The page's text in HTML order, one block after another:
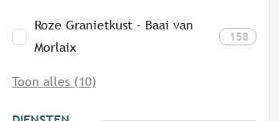
Roze Granietkust - Baai van
Morlaix
158
Toon alles (10)